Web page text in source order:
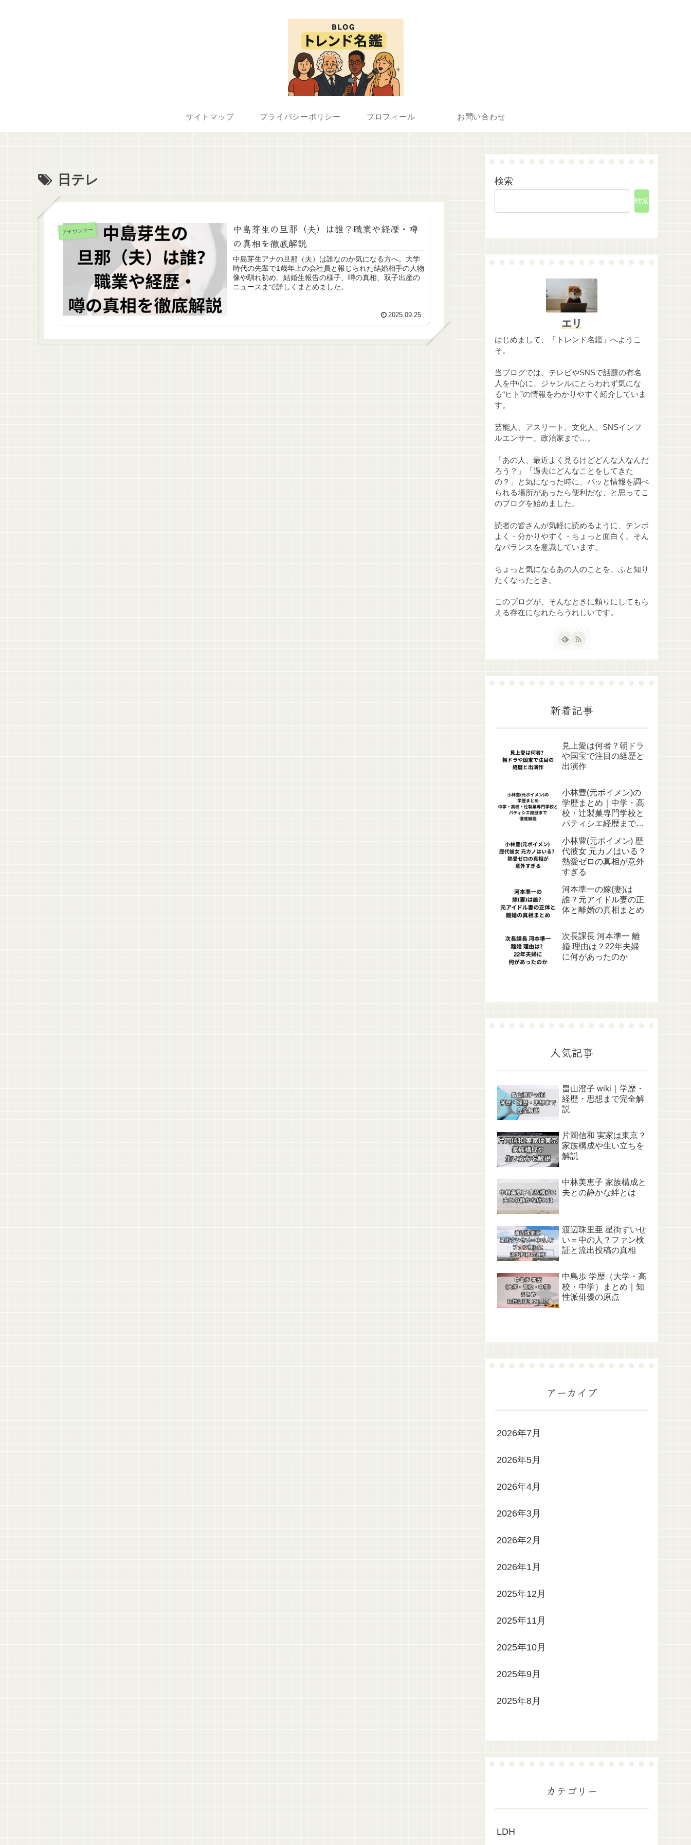
サイトマップ プライバシーポリシー プロフィール お問い合わせ
日テレ
アナウンサー
中島芽生の旦那（夫）は誰？職業や経歴・噂
の真相を徹底解説
中島芽生アナの旦那（夫）は誰なのか気になる方へ。大学
時代の先輩で1歳年上の会社員と報じられた結婚相手の人物
像や馴れ初め、結婚生報告の様子、噂の真相、双子出産の
ニュースまで詳しくまとめました。
2025.09.25
検索
検索
エリ
はじめまして、「トレンド名鑑」へようこ
そ。
当ブログでは、テレビやSNSで話題の有名
人を中心に、ジャンルにとらわれず気にな
る“ヒト”の情報をわかりやすく紹介していま
す。
芸能人、アスリート、文化人、SNSインフ
ルエンサー、政治家まで…。
「あの人、最近よく見るけどどんな人なんだ
ろう？」「過去にどんなことをしてきた
の？」と気になった時に、パッと情報を調べ
られる場所があったら便利だな、と思ってこ
のブログを始めました。
読者の皆さんが気軽に読めるように、テンポ
よく・分かりやすく・ちょっと面白く。そん
なバランスを意識しています。
ちょっと気になるあの人のことを、ふと知り
たくなったとき。
このブログが、そんなときに頼りにしてもら
える存在になれたらうれしいです。
新着記事
見上愛は何者？朝ドラ
や国宝で注目の経歴と
出演作
小林豊(元ボイメン)の
学歴まとめ｜中学・高
校・辻製菓専門学校と
パティシエ経歴まで徹
小林豊(元ボイメン) 歴
代彼女 元カノはいる？
熱愛ゼロの真相が意外
すぎる
河本準一の嫁(妻)は
誰？元アイドル妻の正
体と離婚の真相まとめ
次長課長 河本準一 離
婚 理由は？22年夫婦
に何があったのか
人気記事
畠山澄子 wiki｜学歴・
経歴・思想まで完全解
説
片岡信和 実家は東京？
家族構成や生い立ちを
解説
中林美恵子 家族構成と
夫との静かな絆とは
渡辺珠里亜 星街すいせ
い＝中の人？ファン検
証と流出投稿の真相
中島歩 学歴（大学・高
校・中学）まとめ｜知
性派俳優の原点
アーカイブ
2026年7月
2026年5月
2026年4月
2026年3月
2026年2月
2026年1月
2025年12月
2025年11月
2025年10月
2025年9月
2025年8月
カテゴリー
LDH